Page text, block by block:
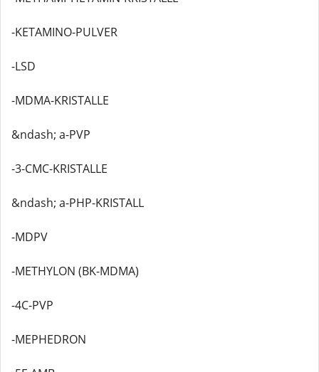
-KETAMINO-PULVER
-LSD
-MDMA-KRISTALLE
&ndash; a-PVP
-3-CMC-KRISTALLE
&ndash; a-PHP-KRISTALL
-MDPV
-METHYLON (BK-MDMA)
-4C-PVP
-MEPHEDRON